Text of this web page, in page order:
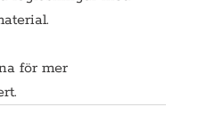
för mer